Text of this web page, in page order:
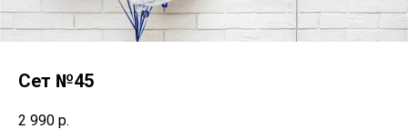
Сет №45
2 990 р.